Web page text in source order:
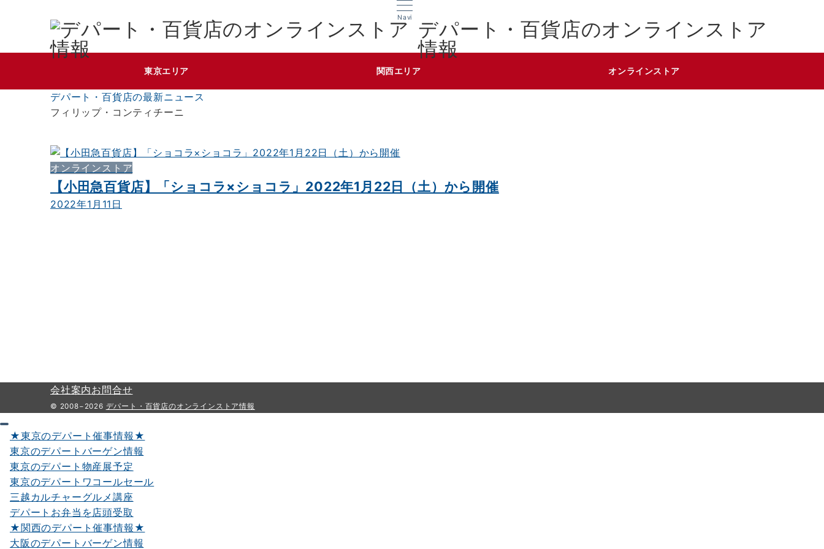
Navi
デパート・百貨店のオンラインストア
情報
東京エリア 関西エリア オンラインストア
デパート・百貨店の最新ニュース
フィリップ・コンティチーニ
オンラインストア
【小田急百貨店】「ショコラ×ショコラ」2022年1月22日（土）から開催
2022年1月11日
会社案内お問合せ
© 2008−2026 デパート・百貨店のオンラインストア情報
★東京のデパート催事情報★
東京のデパートバーゲン情報
東京のデパート物産展予定
東京のデパートワコールセール
三越カルチャーグルメ講座
デパートお弁当を店頭受取
★関西のデパート催事情報★
大阪のデパートバーゲン情報